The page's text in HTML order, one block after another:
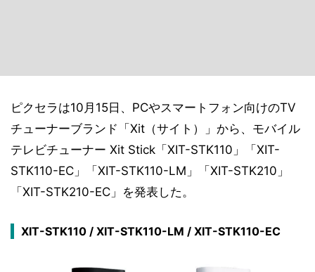
ピクセラは10月15日、PCやスマートフォン向けのTV
チューナーブランド「Xit（サイト）」から、モバイル
テレビチューナー Xit Stick「XIT-STK110」「XIT-
STK110-EC」「XIT-STK110-LM」「XIT-STK210」
「XIT-STK210-EC」を発表した。
XIT-STK110 / XIT-STK110-LM / XIT-STK110-EC